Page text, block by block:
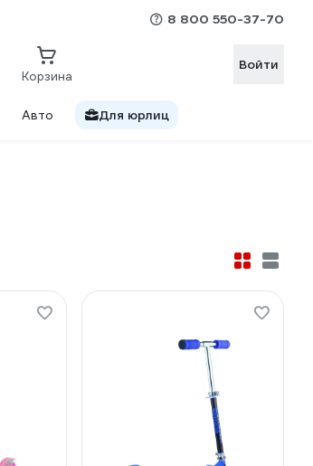
8 800 550-37-70
Корзина
Войти
Авто Для юрлиц